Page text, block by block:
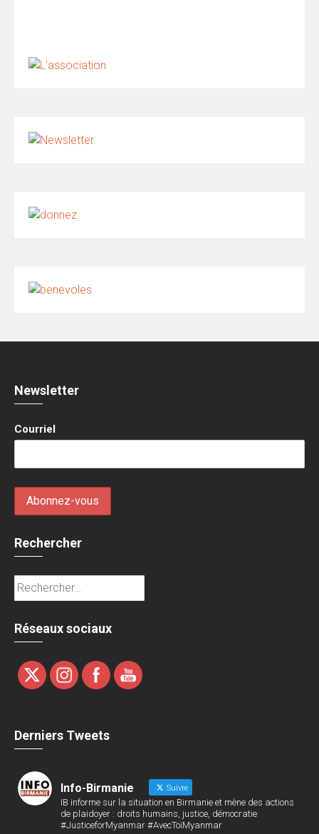
Newsletter
Courriel
Rechercher
Rechercher :
Réseaux sociaux
Derniers Tweets
Info-Birmanie Suivre
IB informe sur la situation en Birmanie et mène des actions
de plaidoyer : droits humains, justice, démocratie
#JusticeforMyanmar #AvecToiMyanmar